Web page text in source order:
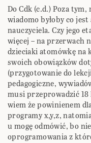
Do Cdk (c.d.) Poza
wiadomo byłoby co
nauczyciela. Czy jego
więcej – na przerwach
dzieciaki atomówkę na
swoich obowiązków
(przygotowanie do
pedagogiczne,
musi przeprowadzić 18
wiem że powinienem
programy x,y,z,
u mogę odmówić, bo
oprogramowania z